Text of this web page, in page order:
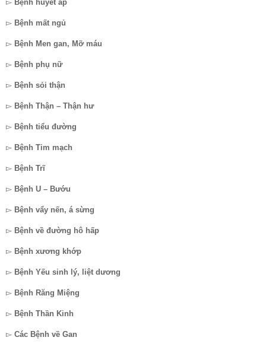
▻ Bệnh huyết áp
▻ Bệnh mất ngủ
▻ Bệnh Men gan, Mỡ máu
▻ Bệnh phụ nữ
▻ Bệnh sỏi thận
▻ Bệnh Thận – Thận hư
▻ Bệnh tiểu đường
▻ Bệnh Tim mạch
▻ Bệnh Trĩ
▻ Bệnh U – Bướu
▻ Bệnh vẩy nến, á sừng
▻ Bệnh về đường hô hấp
▻ Bệnh xương khớp
▻ Bệnh Yếu sinh lý, liệt dương
▻ Bệnh Răng Miệng
▻ Bệnh Thần Kinh
▻ Các Bệnh về Gan